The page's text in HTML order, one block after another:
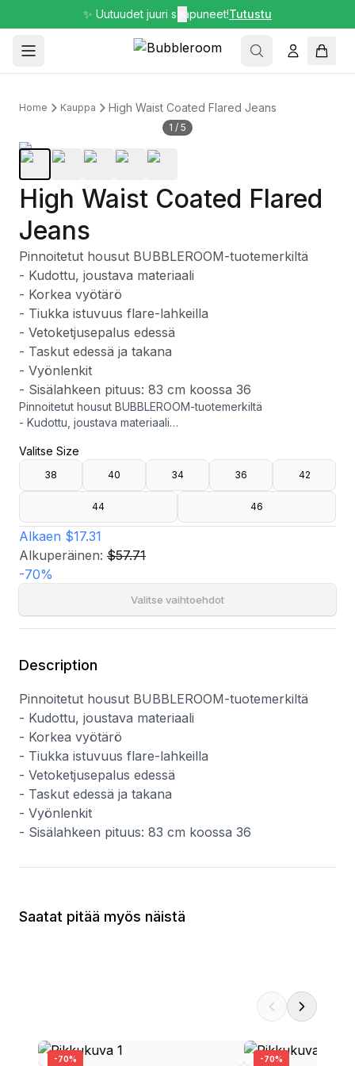
✨ Uutuudet juuri saapuneet!Tutustu
Home Kauppa High Waist Coated Flared Jeans
1 / 5
High Waist Coated Flared
Jeans
Pinnoitetut housut BUBBLEROOM-tuotemerkiltä
- Kudottu, joustava materiaali
- Korkea vyötärö
- Tiukka istuvuus flare-lahkeilla
- Vetoketjusepalus edessä
- Taskut edessä ja takana
- Vyönlenkit
- Sisälahkeen pituus: 83 cm koossa 36
Pinnoitetut housut BUBBLEROOM-tuotemerkiltä
- Kudottu, joustava materiaali
- Tiukka istuvuus flare-lahkeilla
- Vetoketjusepalus edessä
- Taskut edessä ja takana
- Sisälahkeen pituus: 83 cm koossa 36
Valitse Size
38 40 34 36 42
44 46
Alkaen $17.31
Alkuperäinen: $57.71
-70%
Valitse vaihtoehdot
Description
Pinnoitetut housut BUBBLEROOM-tuotemerkiltä
- Kudottu, joustava materiaali
- Korkea vyötärö
- Tiukka istuvuus flare-lahkeilla
- Vetoketjusepalus edessä
- Taskut edessä ja takana
- Vyönlenkit
- Sisälahkeen pituus: 83 cm koossa 36
Saatat pitää myös näistä
-70% -70%